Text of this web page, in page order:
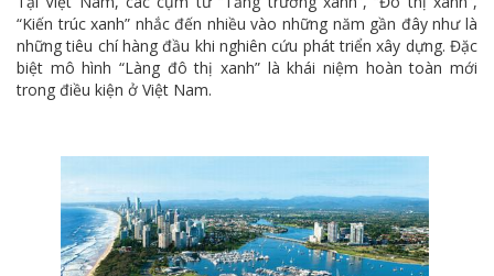
“Kiến trúc xanh” nhắc đến nhiều vào những năm gần đây như là
những tiêu chí hàng đầu khi nghiên cứu phát triển xây dựng. Đặc
biệt mô hình “Làng đô thị xanh” là khái niệm hoàn toàn mới
trong điều kiện ở Việt Nam.